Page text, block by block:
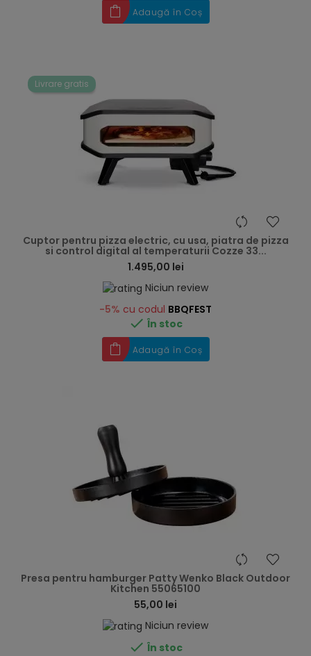
Adaugă în Coș
Livrare gratis
Cuptor pentru pizza electric, cu usa, piatra de pizza
si control digital al temperaturii Cozze 33...
1.495,00 lei
Niciun review
-5% cu codul BBQFEST
 În stoc
Adaugă în Coș
Presa pentru hamburger Patty Wenko Black Outdoor
Kitchen 55065100
55,00 lei
Niciun review
 În stoc